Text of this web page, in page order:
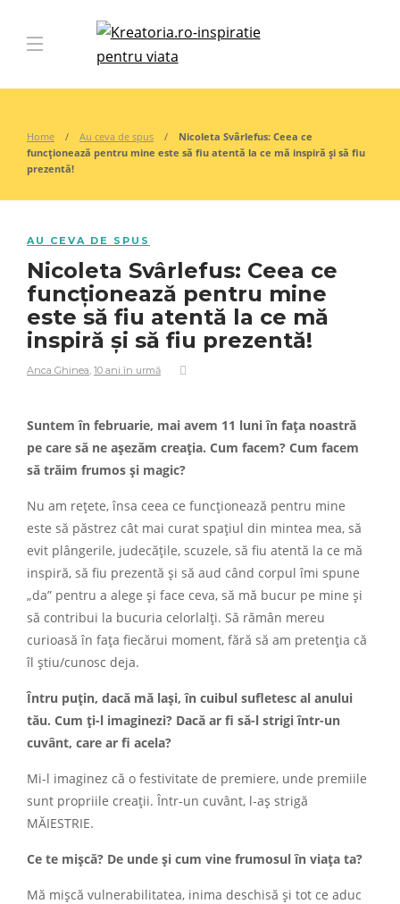
Home Au ceva de spus
Nicoleta Svârlefus: Ceea ce
funcționează pentru mine este să fiu atentă la ce mă inspiră și să fiu
prezentă!
AU CEVA DE SPUS
Nicoleta Svârlefus: Ceea ce
funcționează pentru mine
este să fiu atentă la ce mă
inspiră și să fiu prezentă!
Anca Ghinea, 10 ani în urmă
Suntem în februarie, mai avem 11 luni în fața noastră
pe care să ne așezăm creația. Cum facem? Cum facem
să trăim frumos și magic?
Nu am rețete, însa ceea ce funcționează pentru mine
este să păstrez cât mai curat spațiul din mintea mea, să
evit plângerile, judecățile, scuzele, să fiu atentă la ce mă
inspiră, să fiu prezentă și să aud când corpul îmi spune
„da” pentru a alege și face ceva, să mă bucur pe mine și
să contribui la bucuria celorlalți. Să rămân mereu
curioasă în fața fiecărui moment, fără să am pretenția că
îl știu/cunosc deja.
Întru puţin, dacă mă laşi, în cuibul sufletesc al anului
tău. Cum ţi-l imaginezi? Dacă ar fi să-l strigi într-un
cuvânt, care ar fi acela?
Mi-l imaginez că o festivitate de premiere, unde premiile
sunt propriile creaţii. Într-un cuvânt, l-aş strigă
MĂIESTRIE.
Ce te mişcă? De unde şi cum vine frumosul în viaţa ta?
Mă mişcă vulnerabilitatea, inima deschisă şi tot ce aduc